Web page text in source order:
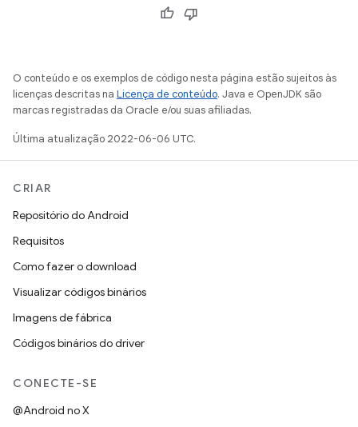
O conteúdo e os exemplos de código nesta página estão sujeitos às
licenças descritas na Licença de conteúdo. Java e OpenJDK são
marcas registradas da Oracle e/ou suas afiliadas.
Última atualização 2022-06-06 UTC.
CRIAR
Repositório do Android
Requisitos
Como fazer o download
Visualizar códigos binários
Imagens de fábrica
Códigos binários do driver
CONECTE-SE
@Android no X